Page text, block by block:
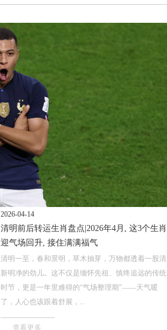
2026-04-14
清明前后转运生肖盘点|2026年4月, 这3个生肖
迎气场回升, 接住满满福气
清明一至，春和景明，草木抽芽，万物都透着一股清
新明净的劲儿。这不仅是缅怀先祖、慎终追远的传统
时节，更是一年里难得的“气场整理期”——天气暖
了，人心也该跟着舒展，...
查看更多